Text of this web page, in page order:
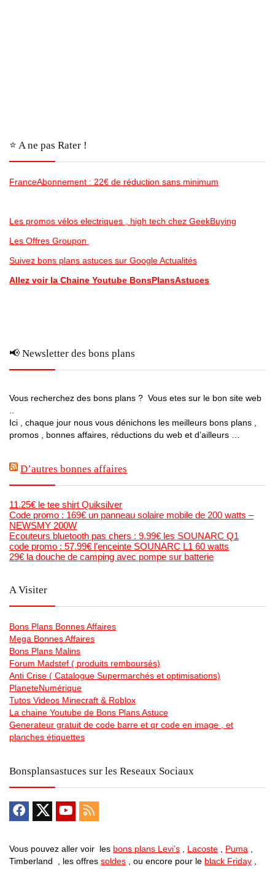
⭐️ A ne pas Rater !
FranceAbonnement : 22€ de réduction sans minimum
Les promos vélos electriques , high tech chez GeekBuying
Les Offres Groupon
Suivez bons plans astuces sur Google Actualités
Allez voir la Chaine Youtube BonsPlansAstuces
📢 Newsletter des bons plans
Vous recherchez des bons plans ? Vous etes sur le bon site web
Ici , chaque jour nous vous dénichons les meilleurs bons plans ,
promos , bonnes affaires, réductions du web et d’ailleurs …
D’autres bonnes affaires
11.25€ le tee shirt Quiksilver
Code promo : 169€ un panneau solaire mobile de 200 watts –
NEWSMY 200W
Ecouteurs bluetooth pas chers : 9.99€ les SOUNARC Q1
code promo : 57.99€ l’enceinte SOUNARC L1 60 watts
29€ la douche de camping avec pompe sur batterie
A Visiter
Bons Plans Bonnes Affaires
Mega Bonnes Affaires
Bons Plans Malins
Forum Madstef ( produits remboursés)
Anti Crise ( Catalogue Supermarchés et optimisations)
PlaneteNumérique
Tutos Videos Minecraft & Roblox
La chaine Youtube de Bons Plans Astuce
Generateur gratuit de code barre et qr code en image , et
planches étiquettes
Bonsplansastuces sur les Reseaux Sociaux
Vous pouvez aller voir les bons plans Levi’s Lacoste Puma
Timberland , les offres soldes , ou encore pour le black Friday